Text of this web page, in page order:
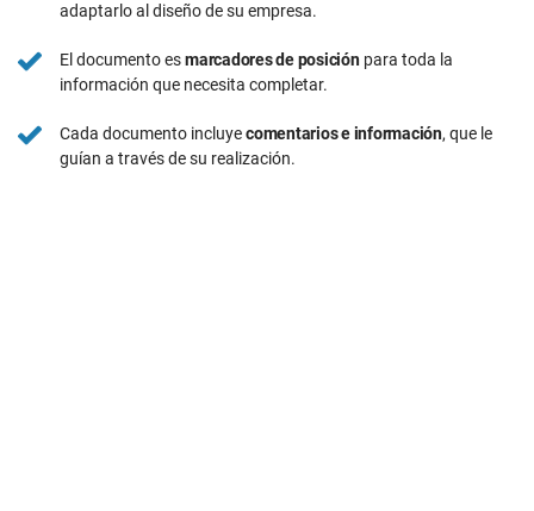
adaptarlo al diseño de su empresa.
El documento esmarcadores de posiciónpara toda la
información que necesita completar.
Cada documento incluyecomentarios e información, que le
guían a través de su realización.